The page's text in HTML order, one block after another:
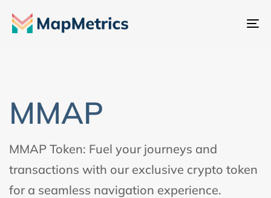
MMAP
MMAP Token: Fuel your journeys and
transactions with our exclusive crypto token
for a seamless navigation experience.